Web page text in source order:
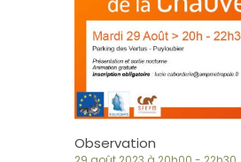
Observation